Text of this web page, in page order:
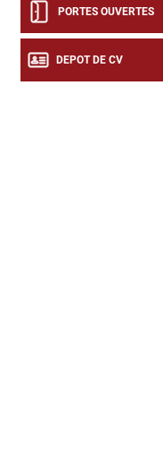
PORTES OUVERTES
DEPOT DE CV